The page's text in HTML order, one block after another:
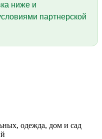
ниже и
партнерской
одежда, дом и сад